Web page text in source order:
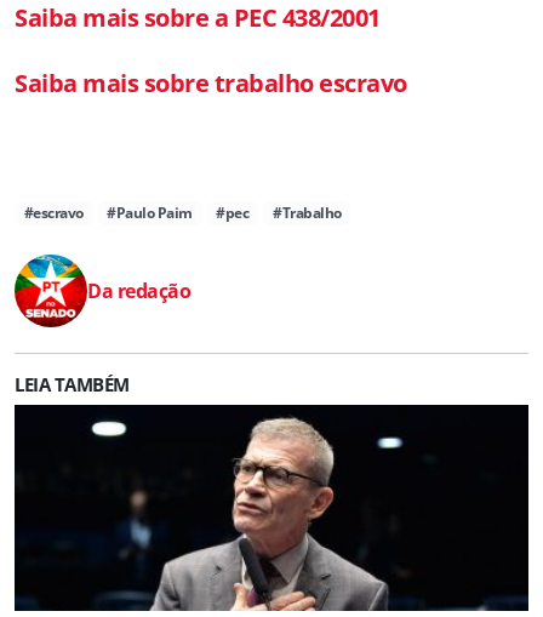
Saiba mais sobre a PEC 438/2001
Saiba mais sobre trabalho escravo
#escravo #Paulo Paim #pec #Trabalho
Da redação
LEIA TAMBÉM